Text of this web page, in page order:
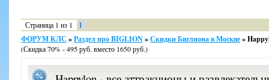
Страница 1 из 1
1
ФОРУМ КЛС »Раздел про BIGLION»Скидки Биглиона в Москве»
(Скидка 70% - 495 руб. вместо 1650 руб.)